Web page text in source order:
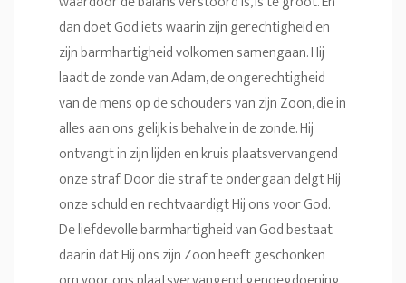
dan doet God iets waarin zijn gerechtigheid en
zijn barmhartigheid volkomen samengaan. Hij
laadt de zonde van Adam, de ongerechtigheid
van de mens op de schouders van zijn Zoon, die in
alles aan ons gelijk is behalve in de zonde. Hij
ontvangt in zijn lijden en kruis plaatsvervangend
onze straf. Door die straf te ondergaan delgt Hij
onze schuld en rechtvaardigt Hij ons voor God.
De liefdevolle barmhartigheid van God bestaat
daarin dat Hij ons zijn Zoon heeft geschonken